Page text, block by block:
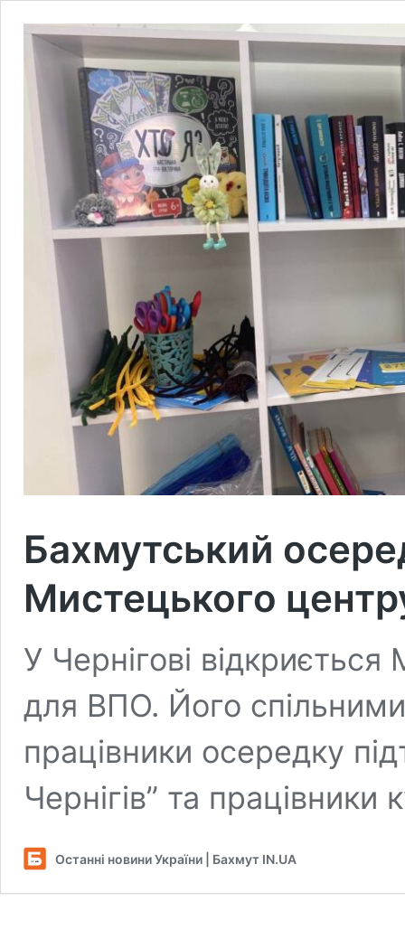
Бахмутський
Мистецького
У Чернігові відкриється
для ВПО. Його
працівники осередку
Чернігів” та працівники
Останні новини України | Бахмут IN.UA